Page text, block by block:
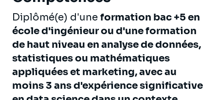
Diplômé(e) d'une formation bac +5 en
école d'ingénieur ou d'une formation
de haut niveau en analyse de données,
statistiques ou mathématiques
appliquées et marketing, avec au
moins 3 ans d'expérience significative